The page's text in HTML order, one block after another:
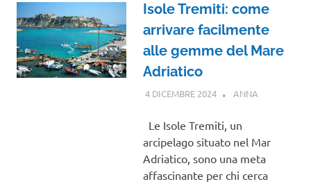
Isole Tremiti: come
arrivare facilmente
alle gemme del Mare
Adriatico
4 DICEMBRE 2024 ANNA
Le Isole Tremiti, un
arcipelago situato nel Mar
Adriatico, sono una meta
affascinante per chi cerca